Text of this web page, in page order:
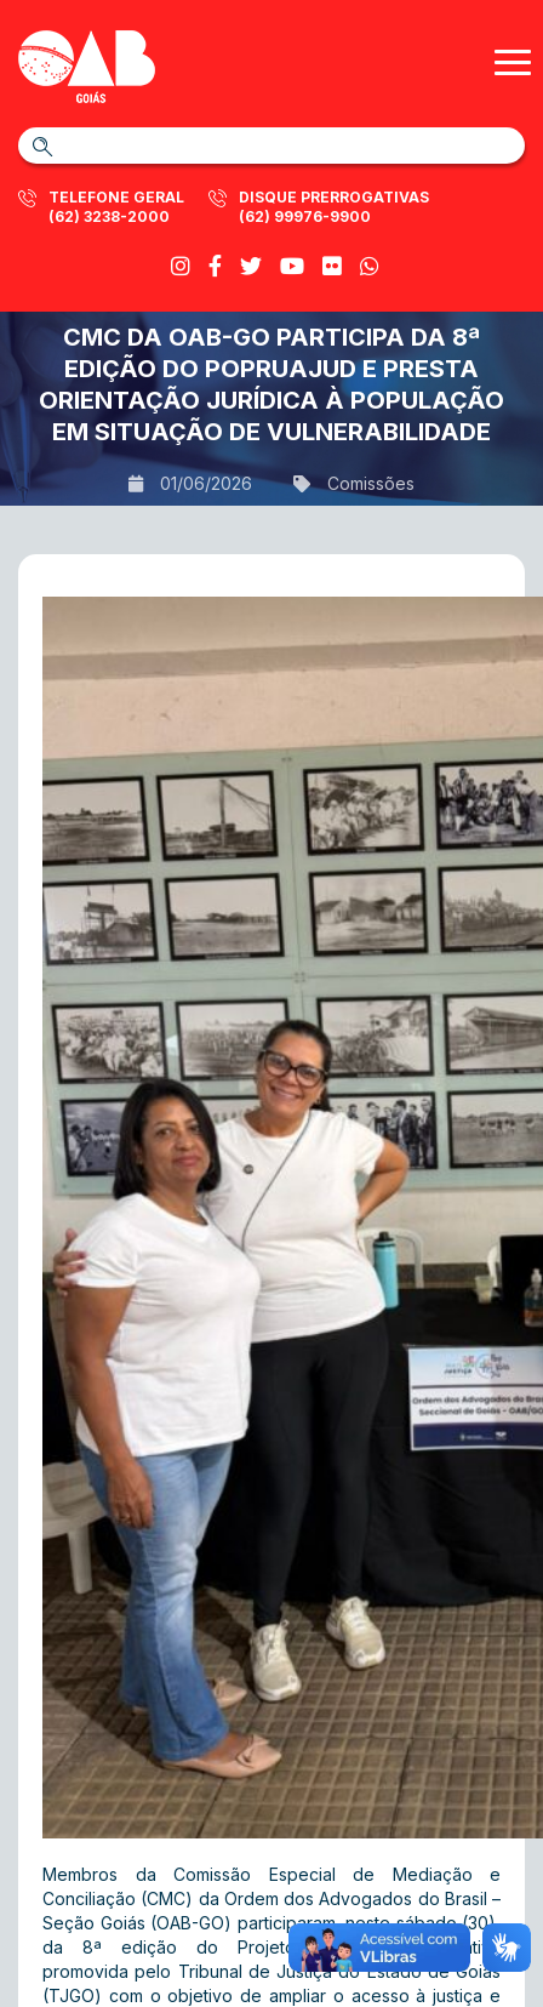
TELEFONE GERAL
(62) 3238-2000
DISQUE PRERROGATIVAS
(62) 99976-9900
CMC DA OAB-GO PARTICIPA DA 8ª
EDIÇÃO DO POPRUAJUD E PRESTA
ORIENTAÇÃO JURÍDICA À POPULAÇÃO
EM SITUAÇÃO DE VULNERABILIDADE
01/06/2026 Comissões
Membros da Comissão Especial de Mediação e
Conciliação (CMC) da Ordem dos Advogados do Brasil –
Seção Goiás (OAB-GO) participaram, neste sábado (30),
da 8ª edição do Projeto PopRuaJud, iniciativa
promovida pelo Tribunal de Justiça do Estado de Goiás
(TJGO) com o objetivo de ampliar o acesso à justiça e